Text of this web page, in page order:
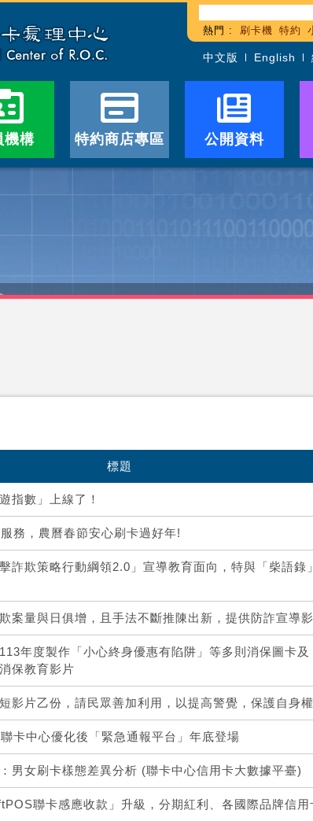
熱門 : 刷卡機 特約
中文版 English
機構 特約商店專區 公開資料
標題
指數」上線了！
務，農曆春節安心刷卡過好年!
詐欺策略行動綱領2.0」宣導教育面向，特與「柴語錄
案量與日俱增，且手法不斷推陳出新，提供防詐宣導影
年度製作「小心終身優惠有陷阱」等多則消保圖卡及
保教育影片
影片乙份，請民眾善加利用，以提高警覺，保護自身權
卡中心優化後「緊急通報平台」年底登場
男女刷卡樣態差異分析 (聯卡中心信用卡大數據平臺)
聯卡感應收款」升級，分期紅利、各國際品牌信用